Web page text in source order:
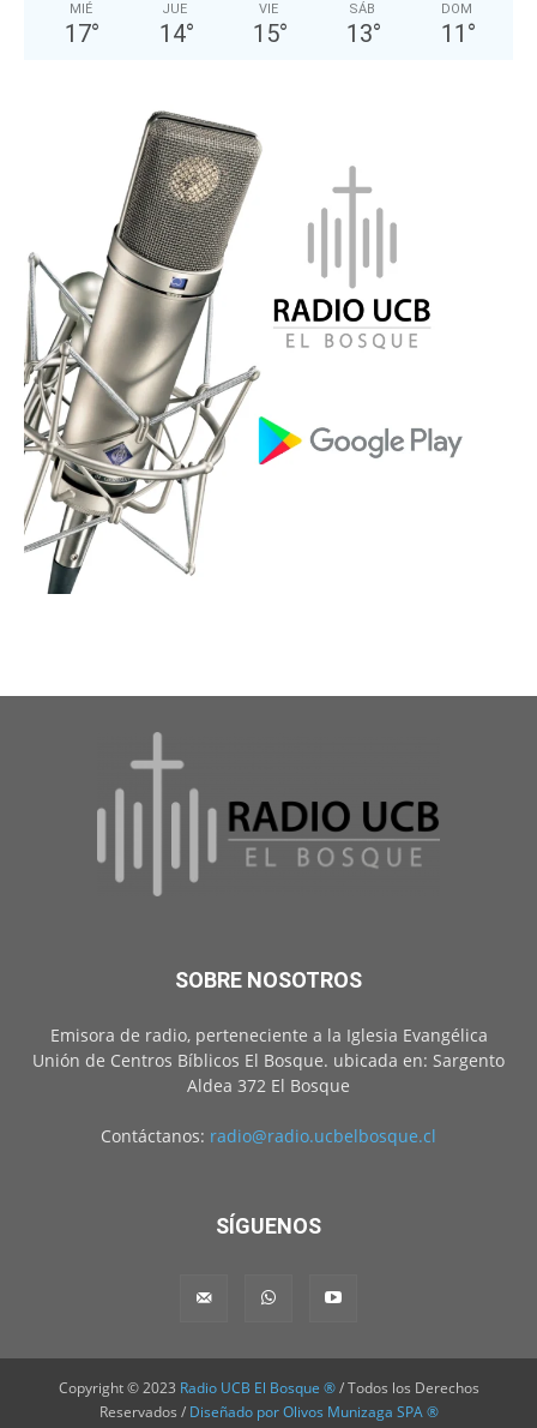
MIÉ
17°
JUE
14°
VIE
15°
SÁB
13°
DOM
11 °
SOBRE NOSOTROS
Emisora de radio, perteneciente a la Iglesia Evangélica
Unión de Centros Bíblicos El Bosque. ubicada en: Sargento
Aldea 372 El Bosque
Contáctanos: radio@radio.ucbelbosque.cl
SÍGUENOS
Copyright © 2023 Radio UCB El Bosque ®/ Todos los Derechos
Reservados / Diseñado por Olivos Munizaga SPA ®